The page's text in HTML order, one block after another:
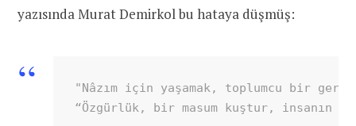
yazısında Murat Demirkol bu hataya düşmüş:
"Nâzım için yaşamak, toplumcu bir
“Özgürlük, bir masum kuştur, insanın